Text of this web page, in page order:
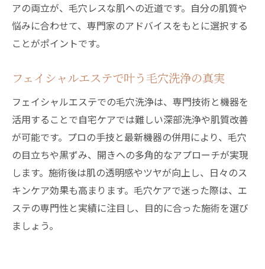
アの両立が、毛穴レスな肌への近道です。自分の肌質や
悩みに合わせて、専門家のアドバイスをもとに選択する
ことがポイントです。
フェイシャルエステで叶う毛穴洗浄の真実
フェイシャルエステでの毛穴洗浄は、専門技術と機器を
活用することで自宅ケアでは難しい深部洗浄や肌質改善
が可能です。プロの手技と最新機器の併用により、毛穴
の目立ちや黒ずみ、開きへの多角的なアプローチが実現
します。施術後は肌の透明感やツヤが向上し、日々のス
キンケア効果も高まります。毛穴ケアで迷った際は、エ
ステの専門性と実績に注目し、目的に合った施術を選び
ましょう。